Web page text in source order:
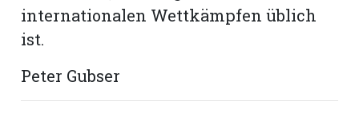
internationalen Wettkämpfen üblich
ist.
Peter Gubser